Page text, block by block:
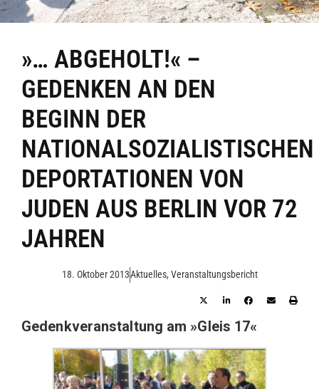
»… ABGEHOLT!« –
GEDENKEN AN DEN
BEGINN DER
NATIONALSOZIALISTISCHEN
DEPORTATIONEN VON
JUDEN AUS BERLIN VOR 72
JAHREN
18. Oktober 2013Aktuelles, Veranstaltungsbericht
Gedenkveranstaltung am »Gleis 17«